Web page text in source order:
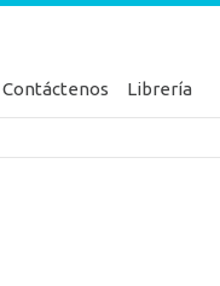
Contáctenos Librería